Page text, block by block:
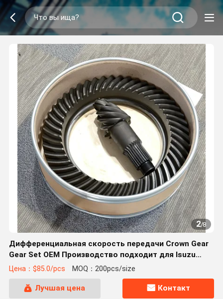
2/8
Дифференциальная скорость передачи Crown Gear
Gear Set OEM Производство подходит для Isuzu
Toyota 41201-80181 41201-80204 41201-69815
Цена：$85.0/pcs MOQ：200pcs/size
Лучшая цена Контакт